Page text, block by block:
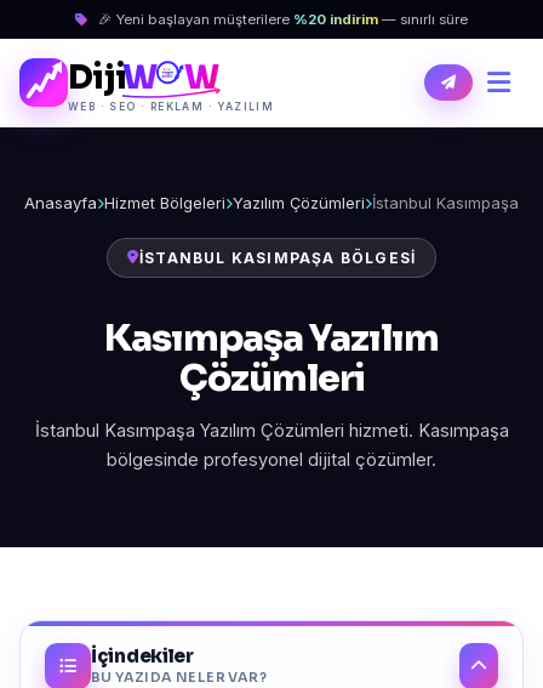
🎉 Yeni başlayan müşterilere %20 indirim — sınırlı süre
DijiW W
WEB · SEO · REKLAM · YAZILIM
Anasayfa Hizmet Bölgeleri Yazılım Çözümleri İstanbul Kasımpaşa
İSTANBUL KASIMPAŞA BÖLGESI
Kasımpaşa Yazılım
Çözümleri
İstanbul Kasımpaşa Yazılım Çözümleri hizmeti. Kasımpaşa
bölgesinde profesyonel dijital çözümler.
İçindekiler
BU YAZIDA NELER VAR?